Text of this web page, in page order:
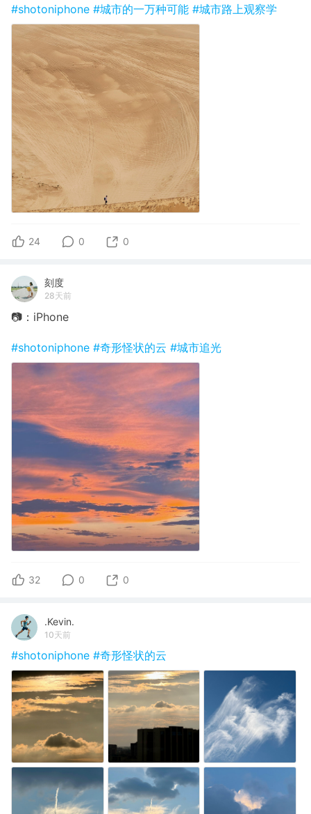
#shotoniphone #城市的一万种可能 #城市路上观察学
24 0 0
刻度
28天前
📷：iPhone
#shotoniphone #奇形怪状的云 #城市追光
32 0 0
.Kevin.
10天前
#shotoniphone #奇形怪状的云